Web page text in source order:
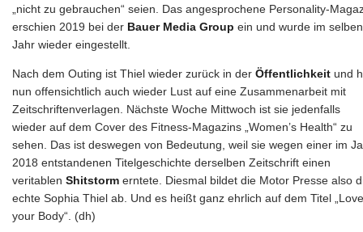
„nicht zu gebrauchen“ seien. Das angesprochene Personality-
erschien 2019 bei der Bauer Media Group ein und wurde im selben
Jahr wieder eingestellt.
Nach dem Outing ist Thiel wieder zurück in der Öffentlichkeit und
nun offensichtlich auch wieder Lust auf eine Zusammenarbeit mit
Zeitschriftenverlagen. Nächste Woche Mittwoch ist sie jedenfalls
wieder auf dem Cover des Fitness-Magazins „Women’s Health“ zu
sehen. Das ist deswegen von Bedeutung, weil sie wegen einer im
2018 entstandenen Titelgeschichte derselben Zeitschrift einen
veritablen Shitstorm erntete. Diesmal bildet die Motor Presse also
echte Sophia Thiel ab. Und es heißt ganz ehrlich auf dem Titel „Love
your Body“. (dh)